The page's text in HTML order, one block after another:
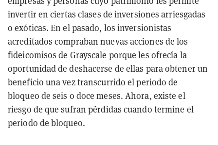
invertir en ciertas clases de inversiones arriesgadas
o exóticas. En el pasado, los inversionistas
acreditados compraban nuevas acciones de los
fideicomisos de Grayscale porque les ofrecía la
oportunidad de deshacerse de ellas para obtener un
beneficio una vez transcurrido el periodo de
bloqueo de seis o doce meses. Ahora, existe el
riesgo de que sufran pérdidas cuando termine el
periodo de bloqueo.